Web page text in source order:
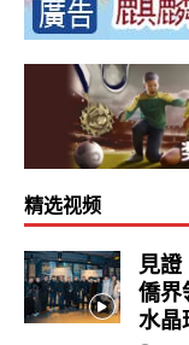
精选视频
見證
僑界
水晶